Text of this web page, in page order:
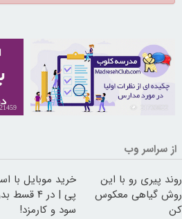
از سراسر وب
روند پیری رو با این
روش گیاهی معکوس
کن
خرید موبایل با
پی | در ۴ قسط
سود و کارمزد!